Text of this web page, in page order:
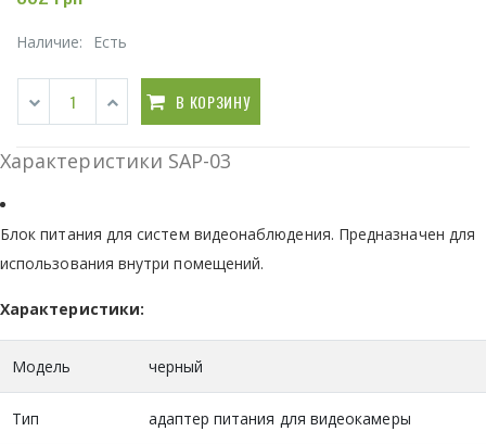
Наличие: Есть
В КОРЗИНУ
Характеристики SAP-03
Блок питания для систем видеонаблюдения. Предназначен для
использования внутри помещений.
Характеристики:
Модель черный
Тип адаптер питания для видеокамеры